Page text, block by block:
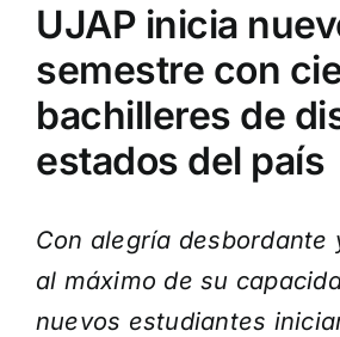
Admisión
Pregrado
Extensión
UJAP inicia
semestre con
bachilleres de
estados del país
Con alegría desbordante
al máximo de su
nuevos estudiantes